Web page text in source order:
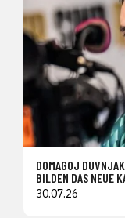
DOMAGOJ
BILDEN DAS NEUE
30.07.26